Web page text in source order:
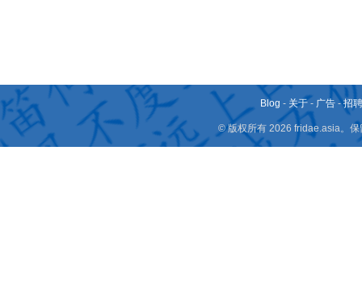
Blog - 关于 - 广告 -招
© 版权所有 2026 fridae.asia。